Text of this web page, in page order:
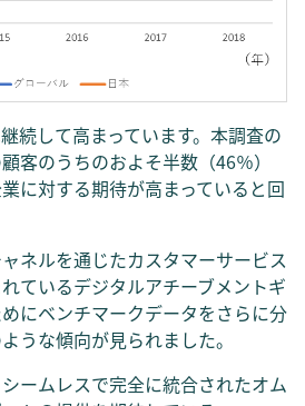
続して高まっています。本調査の
客のうちのおよそ半数（46％）
に対する期待が高まっていると回
ネルを通じたカスタマーサービス
ているデジタルアチーブメントギ
にベンチマークデータをさらに分
うな傾向が見られました。
ームレスで完全に統合されたオム